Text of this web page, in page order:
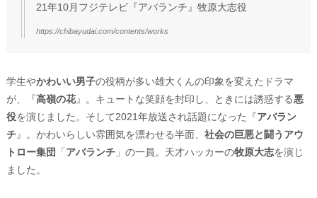
21年10月フジテレビ『アバランチ』牧原大志役
https://chibayudai.com/contents/works
学生やかわいい男子の役柄が多い雄大くんの印象を変えたドラマ
が、『高嶺の花』。キュートな笑顔を封印し、ときには誘惑する悪
役を演じました。そして2021年放送され話題になった『アバラン
チ』。かわいらしい雰囲気を漂わせる半面、 社会の巨悪と闘うアウ
トロー集団
「 アバランチ」の一員。天才ハッカーの牧原大志を演じ
ました。